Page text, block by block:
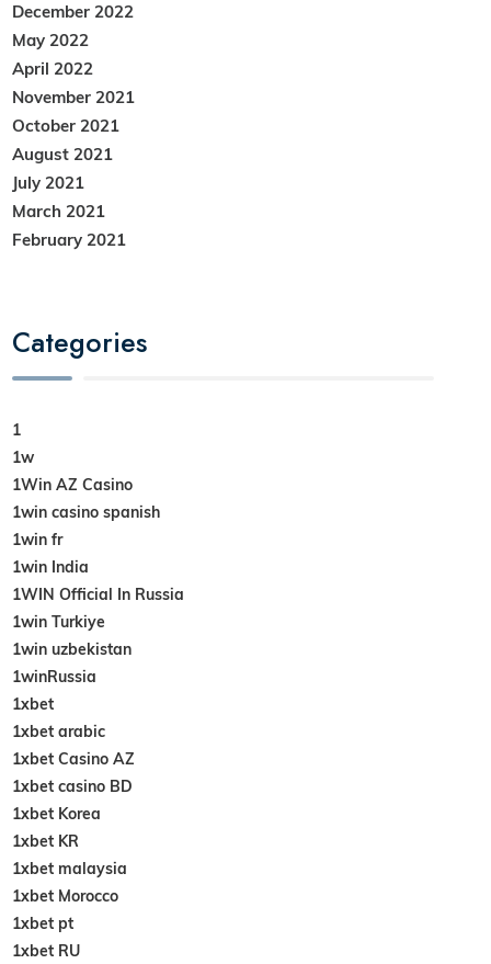
December 2022
May 2022
April 2022
November 2021
October 2021
August 2021
July 2021
March 2021
February 2021
Categories
1
1w
1Win AZ Casino
1win casino spanish
1win fr
1win India
1WIN Official In Russia
1win Turkiye
1win uzbekistan
1winRussia
1xbet
1xbet arabic
1xbet Casino AZ
1xbet casino BD
1xbet Korea
1xbet KR
1xbet malaysia
1xbet Morocco
1xbet pt
1xbet RU